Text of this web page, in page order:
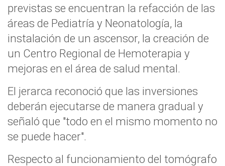
previstas se encuentran la refacción de las
áreas de Pediatría y Neonatología, la
instalación de un ascensor, la creación de
un Centro Regional de Hemoterapia y
mejoras en el área de salud mental.
El jerarca reconoció que las inversiones
deberán ejecutarse de manera gradual y
señaló que "todo en el mismo momento no
se puede hacer".
Respecto al funcionamiento del tomógrafo